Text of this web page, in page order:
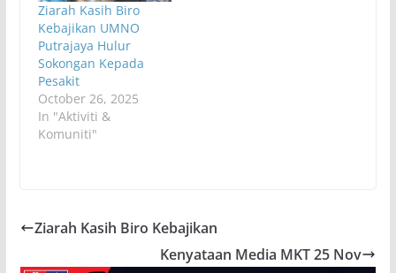
Ziarah Kasih Biro
Kebajikan UMNO
Putrajaya Hulur
Sokongan Kepada
Pesakit
October 26, 2025
In "Aktiviti &
Komuniti"
Ziarah Kasih Biro Kebajikan
Kenyataan Media MKT 25 Nov